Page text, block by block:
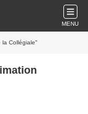
MENU
la Collégiale"